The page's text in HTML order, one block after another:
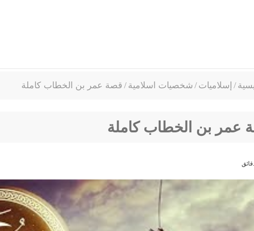
/ إسلاميات / شخصيات اسلامية / قصة عمر بن الخطاب كاملة
عمر بن الخطاب كاملة